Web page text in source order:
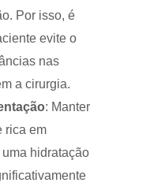
Por isso, é
evite o
nas
a cirurgia.
: Manter
rica em
hidratação